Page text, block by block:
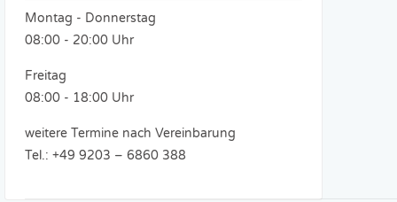
Montag - Donnerstag
08:00 - 20:00 Uhr
Freitag
08:00 - 18:00 Uhr
weitere Termine nach Vereinbarung
Tel.: +49 9203 – 6860 388